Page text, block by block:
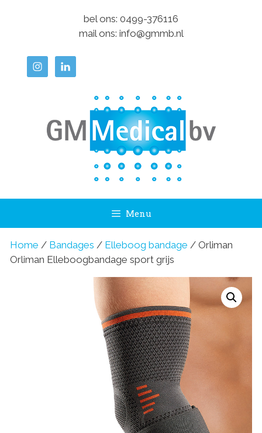
bel ons: 0499-376116
mail ons: info@gmmb.nl
Menu
Home / Bandages / Elleboog bandage / Orliman
Orliman Elleboogbandage sport grijs